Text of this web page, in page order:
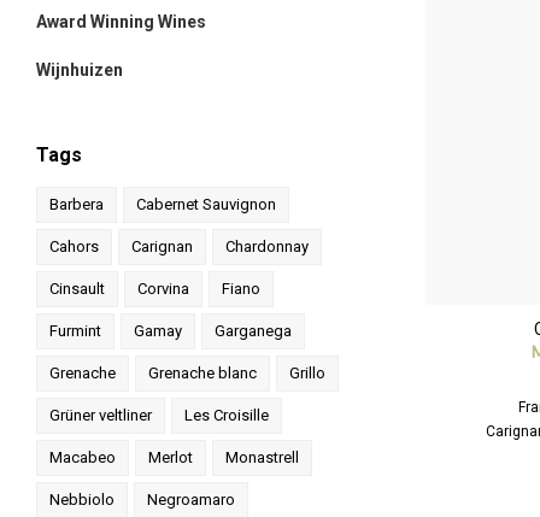
Award Winning Wines
Wijnhuizen
Tags
Barbera Cabernet Sauvignon
Cahors Carignan Chardonnay
Cinsault Corvina Fiano
Furmint Gamay Garganega
Grenache Grenache blanc Grillo
Grüner veltliner Les Croisille
Macabeo Merlot Monastrell
Nebbiolo Negroamaro